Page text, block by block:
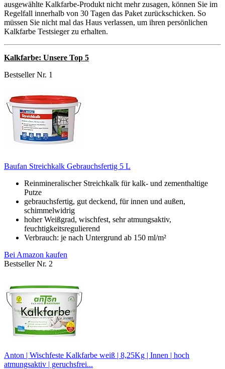
ausgewählte Kalkfarbe-Produkt nicht mehr zusagen, können Sie im
Regelfall innerhalb von 30 Tagen das Paket zurückschicken. So
müssen Sie nicht mal das Haus verlassen, um ihren persönlichen
Kalkfarbe Testsieger zu erhalten.
Kalkfarbe: Unsere Top 5
Bestseller Nr. 1
Baufan Streichkalk Gebrauchsfertig 5 L
Reinmineralischer Streichkalk für kalk- und zementhaltige
Putze
gebrauchsfertig, gut deckend, für innen und außen,
schimmelwidrig
hoher Weißgrad, wischfest, sehr atmungsaktiv,
feuchtigkeitsregulierend
Verbrauch: je nach Untergrund ab 150 ml/m²
Bei Amazon kaufen
Bestseller Nr. 2
Anton | Wischfeste Kalkfarbe weiß | 8,25Kg | Innen | hoch
atmungsaktiv | geruchsfrei...